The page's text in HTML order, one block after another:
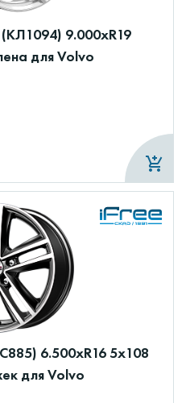
9.000xR19
для Volvo
6.500xR16 5x108
для Volvo